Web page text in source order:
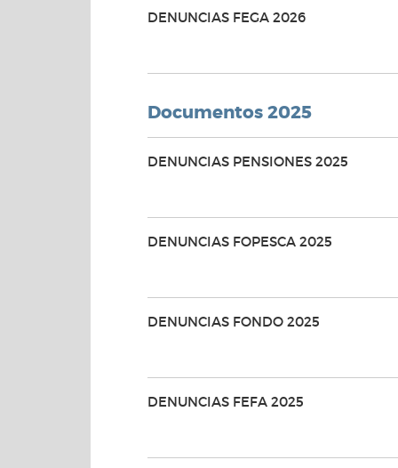
DENUNCIAS FEGA 2026
Documentos 2025
DENUNCIAS PENSIONES 2025
DENUNCIAS FOPESCA 2025
DENUNCIAS FONDO 2025
DENUNCIAS FEFA 2025